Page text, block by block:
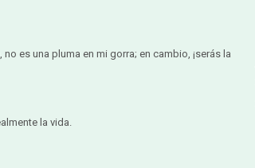
es una pluma en mi gorra; en cambio, ¡serás la
la vida.